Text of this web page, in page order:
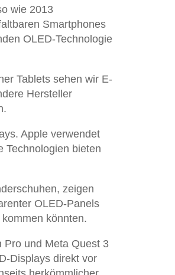
wie 2013
Smartphones
OLED-Technologie
Tablets sehen wir E-
Hersteller
Apple verwendet
Technologien bieten
zeigen
OLED-Panels
könnten.
Pro und Meta Quest 3
Displays direkt vor